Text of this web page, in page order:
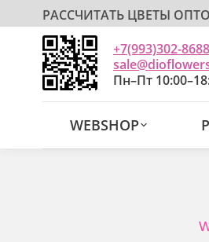
РАССЧИТАТЬ ЦВЕТЫ
+7(993)302-8688
Пн–Пт
WEBSHOP